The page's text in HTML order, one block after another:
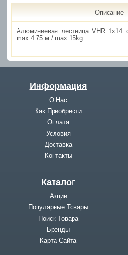
Описание
Алюминиевая лестница VHR 1x14
max 4.75 м / max 15kg
Информация
О Нас
Как Приобрести
Оплата
Условия
Доставка
Контакты
Каталог
Акции
Популярные Товары
Поиск Товара
Бренды
Карта Cайта